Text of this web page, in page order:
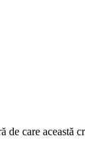
care această